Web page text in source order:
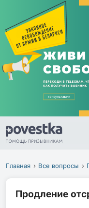
Главная Все вопросы
Продление